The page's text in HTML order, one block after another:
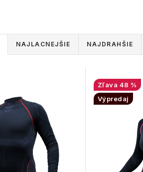
NAJLACNEJŠIE NAJDRAHŠIE
48 %
Výpredaj